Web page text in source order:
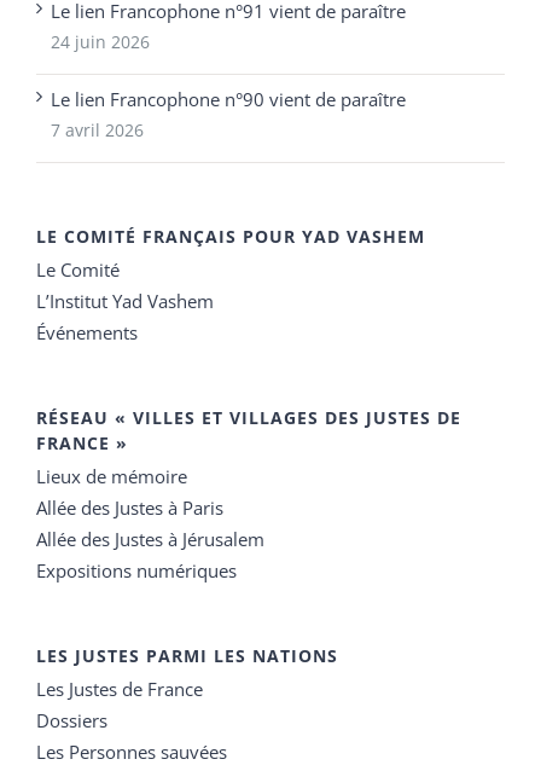
Le lien Francophone n°91 vient de paraître
24 juin 2026
Le lien Francophone n°90 vient de paraître
7 avril 2026
LE COMITÉ FRANÇAIS POUR YAD VASHEM
Le Comité
L’Institut Yad Vashem
Événements
RÉSEAU « VILLES ET VILLAGES DES JUSTES DE
FRANCE »
Lieux de mémoire
Allée des Justes à Paris
Allée des Justes à Jérusalem
Expositions numériques
LES JUSTES PARMI LES NATIONS
Les Justes de France
Dossiers
Les Personnes sauvées